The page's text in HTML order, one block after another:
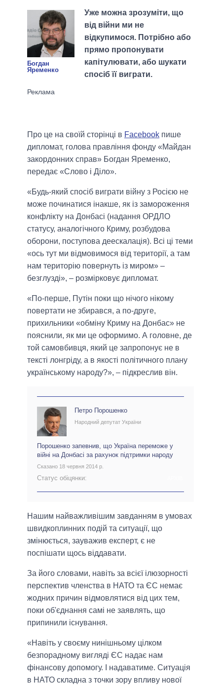
Богдан
Яременко
Уже можна зрозуміти, що
від війни ми не
відкупимося. Потрібно або
прямо пропонувати
капітулювати, або шукати
спосіб її виграти.
Про це на своїй сторінці в Facebook пише
дипломат, голова правління фонду «Майдан
закордонних справ» Богдан Яременко,
передає «Слово і Діло».
«Будь-який спосіб виграти війну з Росією не
може починатися інакше, як із замороження
конфлікту на Донбасі (надання ОРДЛО
статусу, аналогічного Криму, розбудова
оборони, поступова деескалація). Всі ці теми
«ось тут ми відмовимося від території, а там
нам територію повернуть із миром» –
безглузді», – розмірковує дипломат.
«По-перше, Путін поки що нічого нікому
повертати не збирався, а по-друге,
прихильники «обміну Криму на Донбас» не
пояснили, як ми це оформимо. А головне, де
той самовбивця, який це запропонує не в
тексті лонгріду, а в якості політичного плану
українському народу?», – підкреслив він.
Петро Порошенко
Народний депутат України
Порошенко запевнив, що Україна переможе у
війні на Донбасі за рахунок підтримки народу
Сказано 18 червня 2014 р.
Статус обіцянки:
Нашим найважливішим завданням в умовах
швидкоплинних подій та ситуації, що
змінюється, зауважив експерт, є не
поспішати щось віддавати.
За його словами, навіть за всієї ілюзорності
перспектив членства в НАТО та ЄС немає
жодних причин відмовлятися від цих тем,
поки об'єднання самі не заявлять, що
припинили існування.
«Навіть у своєму нинішньому цілком
безпорадному вигляді ЄС надає нам
фінансову допомогу. І надаватиме. Ситуація
в НАТО складна з точки зору впливу нової